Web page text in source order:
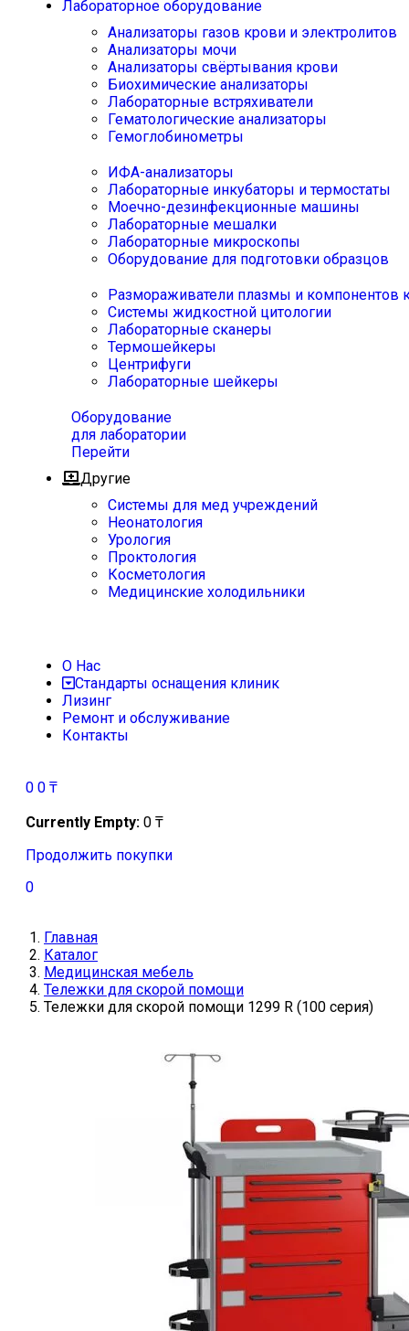
Лабораторное оборудование
Анализаторы газов крови и электролитов
Анализаторы мочи
Анализаторы свёртывания крови
Биохимические анализаторы
Лабораторные встряхиватели
Гематологические анализаторы
Гемоглобинометры
ИФА-анализаторы
Лабораторные инкубаторы и термостаты
Моечно-дезинфекционные машины
Лабораторные мешалки
Лабораторные микроскопы
Оборудование для подготовки образцов
Размораживатели плазмы и компонентов
Системы жидкостной цитологии
Лабораторные сканеры
Термошейкеры
Центрифуги
Лабораторные шейкеры
Оборудование
для лаборатории
Перейти
Другие
Системы для мед учреждений
Неонатология
Урология
Проктология
Косметология
Медицинские холодильники
О Нас
Стандарты оснащения клиник
Лизинг
Ремонт и обслуживание
Контакты
0 0 ₸
Currently Empty: 0 ₸
Продолжить покупки
0
Главная
Каталог
Медицинская мебель
Тележки для скорой помощи
Тележки для скорой помощи 1299 R (100 серия)